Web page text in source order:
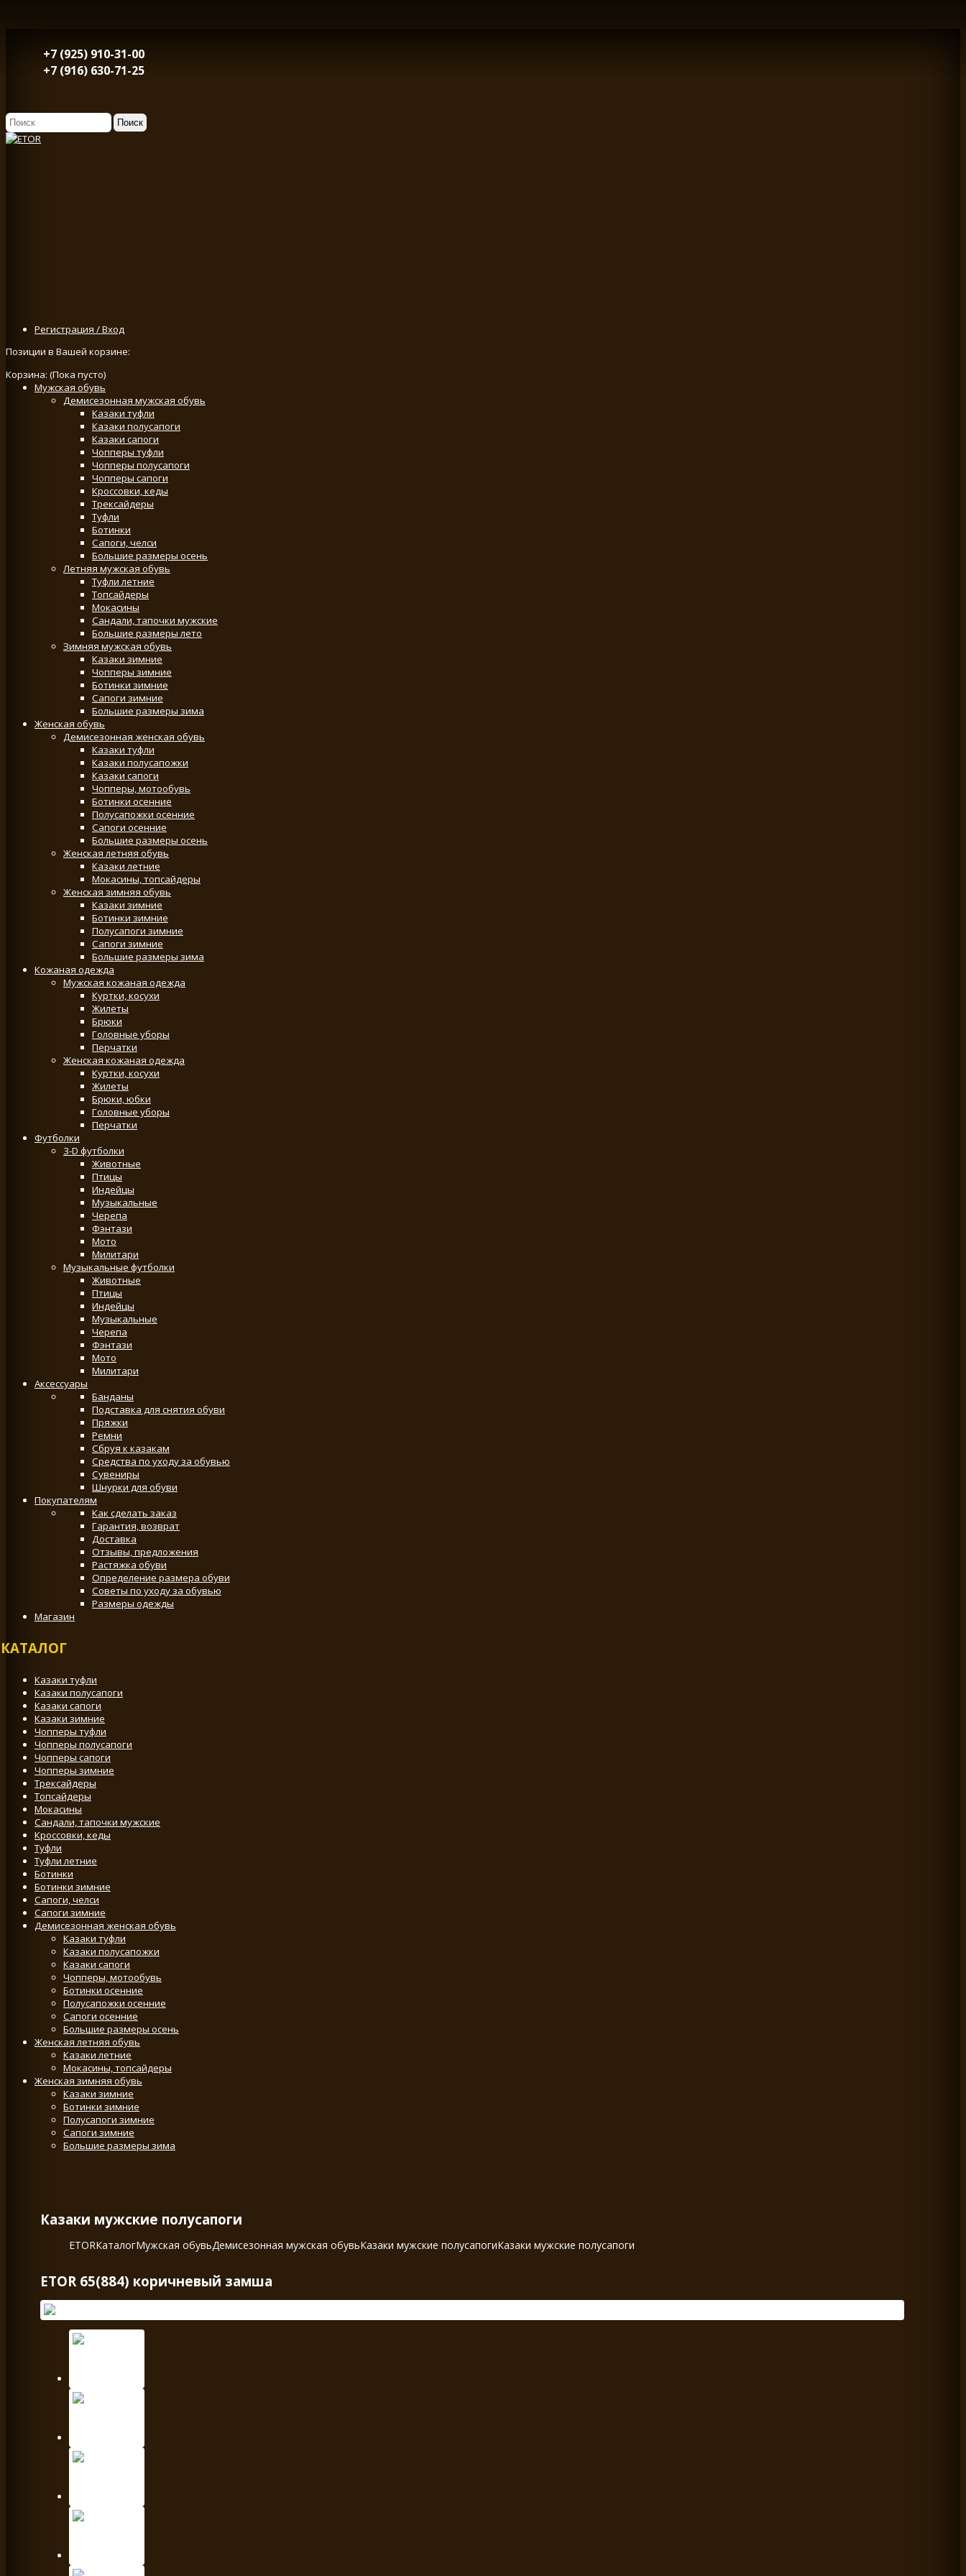
+7 (925) 910-31-00
+7 (916) 630-71-25
Регистрация / Вход
Позиции в Вашей корзине:
Корзина: (Пока пусто)
Мужская обувь
Демисезонная мужская обувь
Казаки туфли
Казаки полусапоги
Казаки сапоги
Чопперы туфли
Чопперы полусапоги
Чопперы сапоги
Кроссовки, кеды
Трексайдеры
Туфли
Ботинки
Сапоги, челси
Большие размеры осень
Летняя мужская обувь
Туфли летние
Топсайдеры
Мокасины
Сандали, тапочки мужские
Большие размеры лето
Зимняя мужская обувь
Казаки зимние
Чопперы зимние
Ботинки зимние
Сапоги зимние
Большие размеры зима
Женская обувь
Демисезонная женская обувь
Казаки туфли
Казаки полусапожки
Казаки сапоги
Чопперы, мотообувь
Ботинки осенние
Полусапожки осенние
Сапоги осенние
Большие размеры осень
Женская летняя обувь
Казаки летние
Мокасины, топсайдеры
Женская зимняя обувь
Казаки зимние
Ботинки зимние
Полусапоги зимние
Сапоги зимние
Большие размеры зима
Кожаная одежда
Мужская кожаная одежда
Куртки, косухи
Жилеты
Брюки
Головные уборы
Перчатки
Женская кожаная одежда
Куртки, косухи
Жилеты
Брюки, юбки
Головные уборы
Перчатки
Футболки
3-D футболки
Животные
Птицы
Индейцы
Музыкальные
Черепа
Фэнтази
Мото
Милитари
Музыкальные футболки
Животные
Птицы
Индейцы
Музыкальные
Черепа
Фэнтази
Мото
Милитари
Аксессуары
Банданы
Подставка для снятия обуви
Пряжки
Ремни
Сбруя к казакам
Средства по уходу за обувью
Сувениры
Шнурки для обуви
Покупателям
Как сделать заказ
Гарантия, возврат
Доставка
Отзывы, предложения
Растяжка обуви
Определение размера обуви
Советы по уходу за обувью
Размеры одежды
Магазин
КАТАЛОГ
Казаки туфли
Казаки полусапоги
Казаки сапоги
Казаки зимние
Чопперы туфли
Чопперы полусапоги
Чопперы сапоги
Чопперы зимние
Трексайдеры
Топсайдеры
Мокасины
Сандали, тапочки мужские
Кроссовки, кеды
Туфли
Туфли летние
Ботинки
Ботинки зимние
Сапоги, челси
Сапоги зимние
Демисезонная женская обувь
Казаки туфли
Казаки полусапожки
Казаки сапоги
Чопперы, мотообувь
Ботинки осенние
Полусапожки осенние
Сапоги осенние
Большие размеры осень
Женская летняя обувь
Казаки летние
Мокасины, топсайдеры
Женская зимняя обувь
Казаки зимние
Ботинки зимние
Полусапоги зимние
Сапоги зимние
Большие размеры зима
Казаки мужские полусапоги
ETORКаталогМужская обувьДемисезонная мужская обувьКазаки мужские полусапогиКазаки мужские полусапоги
ETOR 65(884) коричневый замша